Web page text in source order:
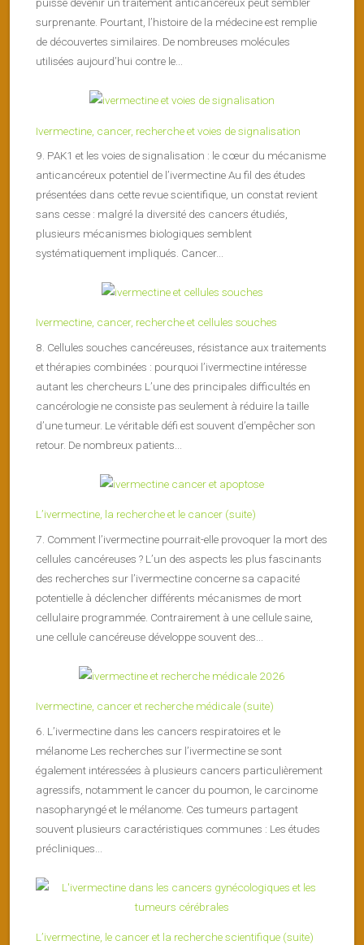
puisse devenir un traitement anticancéreux peut sembler
surprenante. Pourtant, l’histoire de la médecine est remplie
de découvertes similaires. De nombreuses molécules
utilisées aujourd’hui contre le...
Ivermectine, cancer, recherche et voies de signalisation
9. PAK1 et les voies de signalisation : le cœur du mécanisme
anticancéreux potentiel de l’ivermectine Au fil des études
présentées dans cette revue scientifique, un constat revient
sans cesse : malgré la diversité des cancers étudiés,
plusieurs mécanismes biologiques semblent
systématiquement impliqués. Cancer...
Ivermectine, cancer, recherche et cellules souches
8. Cellules souches cancéreuses, résistance aux traitements
et thérapies combinées : pourquoi l’ivermectine intéresse
autant les chercheurs L’une des principales difficultés en
cancérologie ne consiste pas seulement à réduire la taille
d’une tumeur. Le véritable défi est souvent d’empêcher son
retour. De nombreux patients...
L’ivermectine, la recherche et le cancer (suite)
7. Comment l’ivermectine pourrait-elle provoquer la mort des
cellules cancéreuses ? L’un des aspects les plus fascinants
des recherches sur l’ivermectine concerne sa capacité
potentielle à déclencher différents mécanismes de mort
cellulaire programmée. Contrairement à une cellule saine,
une cellule cancéreuse développe souvent des...
Ivermectine, cancer et recherche médicale (suite)
6. L’ivermectine dans les cancers respiratoires et le
mélanome Les recherches sur l’ivermectine se sont
également intéressées à plusieurs cancers particulièrement
agressifs, notamment le cancer du poumon, le carcinome
nasopharyngé et le mélanome. Ces tumeurs partagent
souvent plusieurs caractéristiques communes : Les études
précliniques...
L’ivermectine, le cancer et la recherche scientifique (suite)